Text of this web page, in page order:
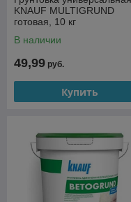
KNAUF MULTIGRUND
готовая, 10 кг
В наличии
49,99 руб.
Купить